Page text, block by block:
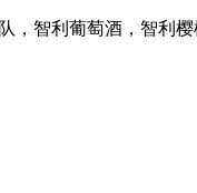
智利葡萄酒，智利樱